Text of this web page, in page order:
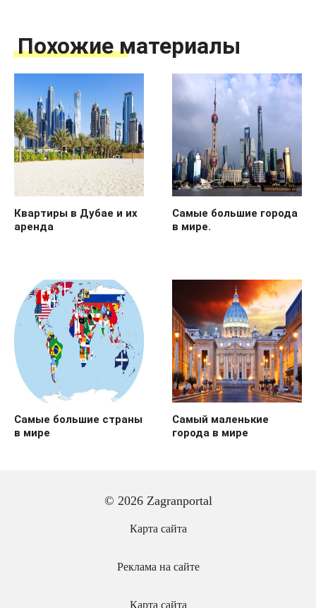
Похожие материалы
Квартиры в Дубае и их
аренда
Самые большие города
в мире.
Самые большие страны
в мире
Самый маленькие
города в мире
© 2026 Zagranportal
Карта сайта
Реклама на сайте